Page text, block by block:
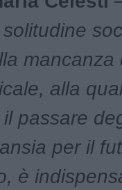
mancanza
alla
passare
per il
è